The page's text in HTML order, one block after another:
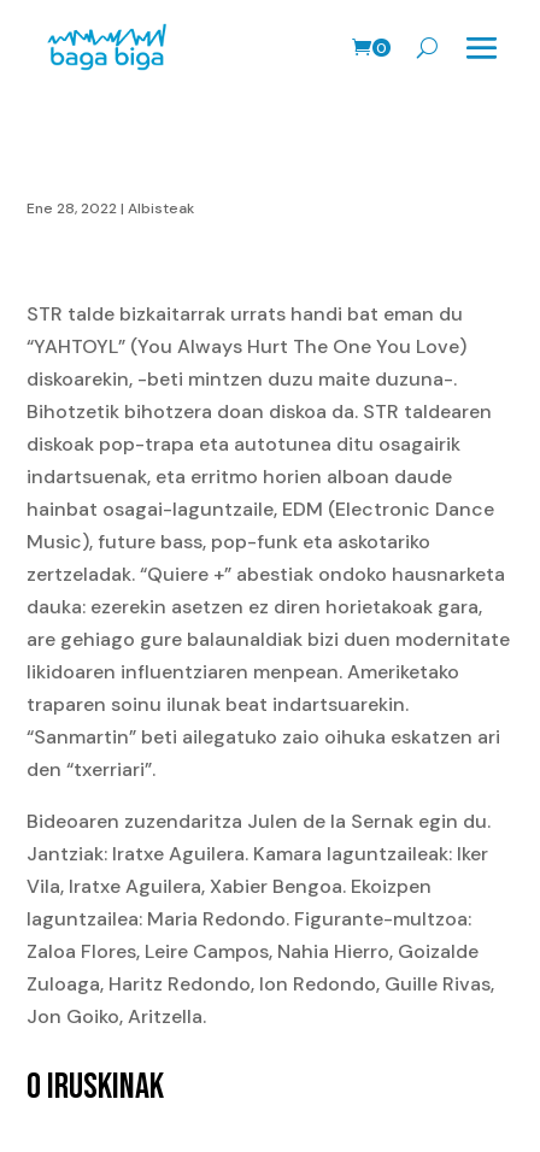
0
Ene 28, 2022|Albisteak
STR talde bizkaitarrak urrats handi bat eman du
“YAHTOYL” (You Always Hurt The One You Love)
diskoarekin, -beti mintzen duzu maite duzuna-.
Bihotzetik bihotzera doan diskoa da. STR taldearen
diskoak pop-trapa eta autotunea ditu osagairik
indartsuenak, eta erritmo horien alboan daude
hainbat osagai-laguntzaile, EDM (Electronic Dance
Music), future bass, pop-funk eta askotariko
zertzeladak. “Quiere +” abestiak ondoko hausnarketa
dauka: ezerekin asetzen ez diren horietakoak gara,
are gehiago gure balaunaldiak bizi duen modernitate
likidoaren influentziaren menpean. Ameriketako
traparen soinu ilunak beat indartsuarekin.
“Sanmartin” beti ailegatuko zaio oihuka eskatzen ari
den “txerriari”.
Bideoaren zuzendaritza Julen de la Sernak egin du.
Jantziak: Iratxe Aguilera. Kamara laguntzaileak: Iker
Vila, Iratxe Aguilera, Xabier Bengoa. Ekoizpen
laguntzailea: Maria Redondo. Figurante-multzoa:
Zaloa Flores, Leire Campos, Nahia Hierro, Goizalde
Zuloaga, Haritz Redondo, Ion Redondo, Guille Rivas,
Jon Goiko, Aritzella.
0 IRUSKINAK